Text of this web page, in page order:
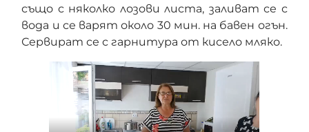
също с няколко лозови листа, заливат се с
вода и се варят около 30 мин. на бавен огън.
Сервират се с гарнитура от кисело мляко.